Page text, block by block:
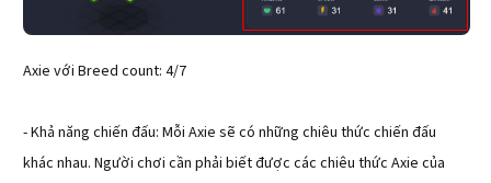
Axie với Breed count: 4/7
- Khả năng chiến đấu: Mỗi Axie sẽ có những chiêu thức chiến đấu
khác nhau. Người chơi cần phải biết được các chiêu thức Axie của